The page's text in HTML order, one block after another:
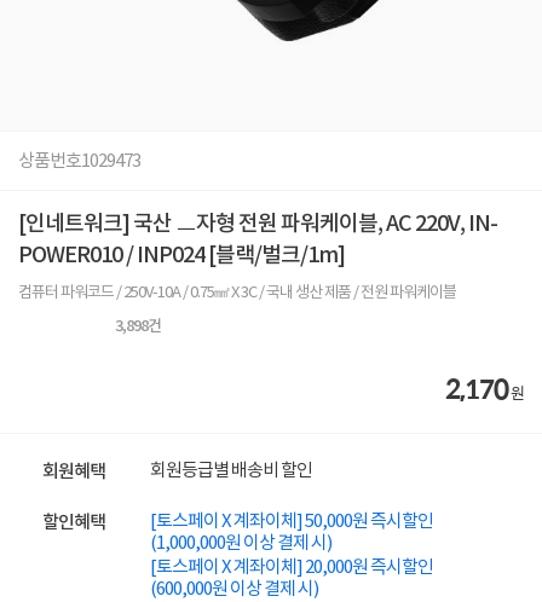
상품번호1029473
[인네트워크] 국산 ㅡ자형 전원 파워케이블, AC 220V, IN-
POWER010 / INP024 [블랙/벌크/1m]
컴퓨터 파워코드 / 250V-10A / 0.75㎟ X 3C / 국내 생산 제품 / 전원 파워케이블
3,898건
2,170원
회원혜택 회원등급별 배송비 할인
할인혜택
[토스페이 X 계좌이체] 50,000원 즉시할인
(1,000,000원 이상 결제 시)
[토스페이 X 계좌이체] 20,000원 즉시할인
(600,000원 이상 결제 시)